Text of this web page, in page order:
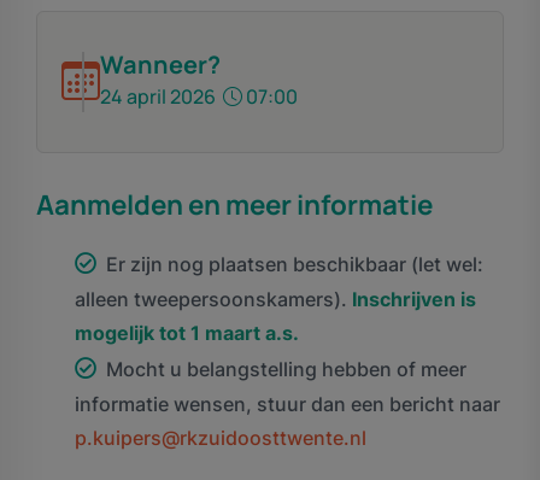
Wanneer?
24 april 2026 07:00
Aanmelden en meer informatie
Er zijn nog plaatsen beschikbaar (let wel:
alleen tweepersoonskamers). Inschrijven is
mogelijk tot 1 maart a.s.
Mocht u belangstelling hebben of meer
informatie wensen, stuur dan een bericht naar
p.kuipers@rkzuidoosttwente.nl